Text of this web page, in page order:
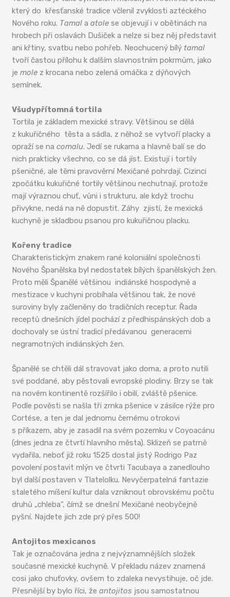
který do křesťanské tradice včlenil zvyklosti aztéckého
Nového roku. Tamalaatole se objevují i v obětinách na
hrobech při oslavách Dušiček a nelze si bez něj představit
ani křtiny, svatbu nebo pohřeb. Neochucený bílý tamal
tvoří častou přílohu k dalším slavnostním pokrmům, jako
jemole z krocana nebo zelená omáčka z dýňových
semínek.
Všudypřítomná tortila
Tortila je základem mexické stravy. Většinou se dělá
z kukuřičného těsta a sádla, z něhož se vytvoří placky a
opraží se nacomalu. Jedí se rukama a hlavně balí se do
nich prakticky všechno, co se dá jíst. Existují i tortily
pšeničné, ale těmi pravověrní Mexičané pohrdají. Cizinci
zpočátku kukuřičné tortily většinou nechutnají, protože
mají výraznou chuť, vůni i strukturu, ale když trochu
přivykne, nedá na ně dopustit. Záhy zjistí, že mexická
kuchyně je skladbou psanou pro kukuřičnou placku.
Kořeny tradice
Charakteristickým znakem rané koloniální společnosti
Nového Španělska byl nedostatek bílých španělských žen.
Proto měli Španělé většinou indiánské hospodyně a
mestizace v kuchyni probíhala většinou tak, že nové
suroviny byly začleněny do tradičních receptur. Řada
receptů dnešních jídel pochází z předhispánských dob a
dochovaly se ústní tradicí předávanou generacemi
negramotných indiánských žen.
Španělé se chtěli dál stravovat jako doma, a proto nutili
své poddané, aby pěstovali evropské plodiny. Brzy se tak
na novém kontinentě rozšířilo i obilí, zvláště pšenice.
Podle pověsti se našla tři zrnka pšenice v zásilce rýže pro
Cortése, a ten je dal jednomu černému otrokovi
s příkazem, aby je zasadil na svém pozemku v Coyoacánu
(dnes jedna ze čtvrtí hlavního města). Sklizeň se patrně
vydařila, neboť již roku 1525 dostal jistý Rodrigo Paz
povolení postavit mlýn ve čtvrti Tacubaya a zanedlouho
byl další postaven v Tlatelolku. Nevyčerpatelná fantazie
staletého míšení kultur dala vzniknout obrovskému počtu
druhů „chleba“, čímž se dnešní Mexičané neobyčejně
pyšní. Najdete jich zde prý přes 500!
Antojitos mexicanos
Tak je označována jedna z nejvýznamnějších složek
současné mexické kuchyně. V překladu název znamená
cosi jako chuťovky, ovšem to zdaleka nevystihuje, oč jde.
Přesnější by bylo říci, žeantojitos jsou samostatnou